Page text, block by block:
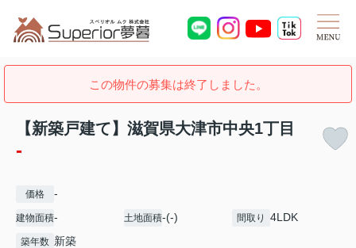
この物件の募集は終了しました。
【新築戸建て】滋賀県大津市中央1丁目
-
価格 -
建物面積- 土地面積-(-) 間取り 4LDK
築年数 新築